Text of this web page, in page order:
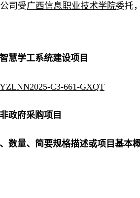
司受广西信息职业技术学院委托
慧学工系统建设项目
YZLNN2025-C3-661-GXQT
政府采购项目
数量、简要规格描述或项目基本概